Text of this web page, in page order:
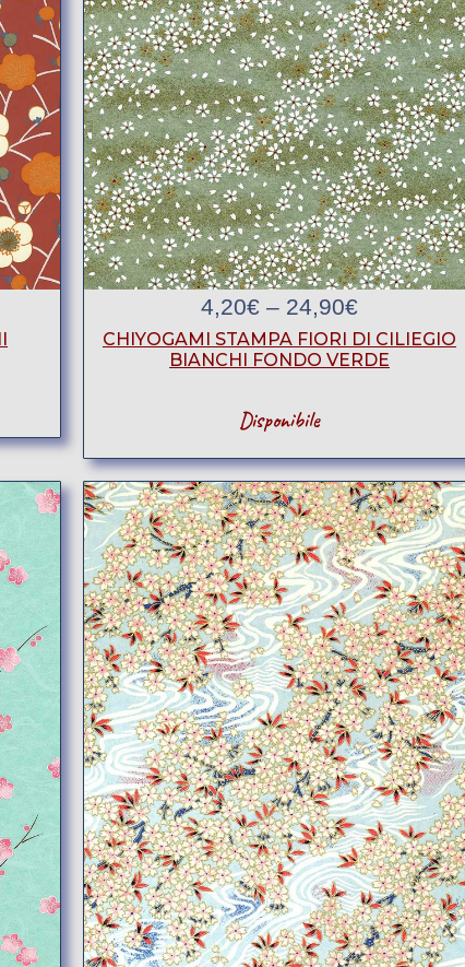
4,20€ – 24,90€
CHIYOGAMI STAMPA FIORI DI CILIEGIO
BIANCHI FONDO VERDE
Disponibile